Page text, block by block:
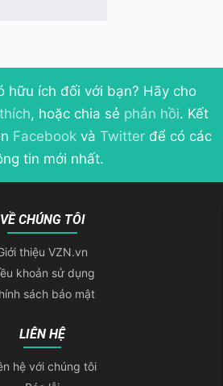
hữu ích đối với bạn? Hãy cho
thích, hoặc chia sẻ phản hồi. Kết
Facebook và Twitter để có các
tin mới nhất.
VỀ CHÚNG TÔI
thiệu VZN.vn
khoản sử dụng
sách bảo mật
LIÊN HỆ
hệ với chúng tôi